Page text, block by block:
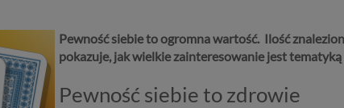
Pewność siebie to ogromna wartość. Ilość
pokazuje, jak wielkie zainteresowanie jest
Pewność siebie to zdrowie